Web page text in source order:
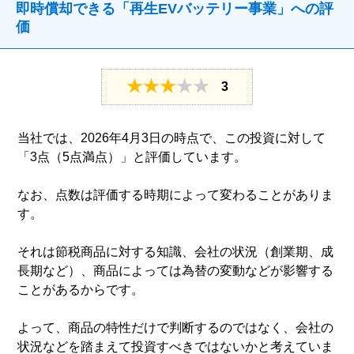
即時償却できる「再生EVバッテリー事業」への評
価
3
当社では、2026年4月3日の時点で、この投資に対して
「3点（5点満点）」と評価しています。
なお、点数は評価する時期によって変わることがありま
す。
それは節税商品に対する知識、会社の状況（創業期、成
長期など）、商品によっては為替の変動などが影響する
ことがあるからです。
よって、商品の特性だけで判断するのではなく、会社の
状況などを踏まえて投資すべきではないかと考えていま